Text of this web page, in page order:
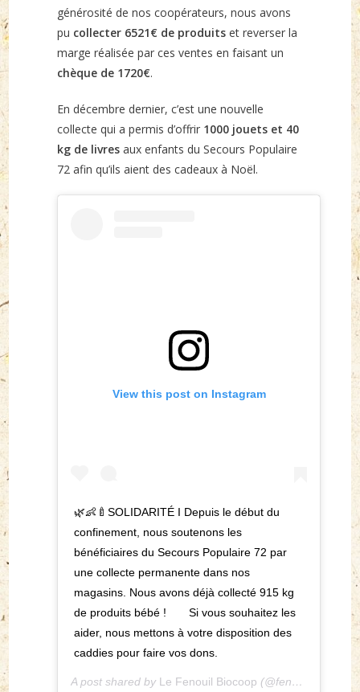
générosité de nos coopérateurs, nous avons
pu collecter 6521€ de produits et reverser la
marge réalisée par ces ventes en faisant un
chèque de 1720€.
En décembre dernier, c’est une nouvelle
collecte qui a permis d’offrir 1000 jouets et 40
kg de livres aux enfants du Secours Populaire
72 afin qu’ils aient des cadeaux à Noël.
View this post on Instagram
🌿👶🍼SOLIDARITÉ I Depuis le début du
confinement, nous soutenons les
bénéficiaires du Secours Populaire 72 par
une collecte permanente dans nos
magasins. Nous avons déjà collecté 915 kg
de produits bébé !⠀ ⠀ Si vous souhaitez les
aider, nous mettons à votre disposition des
caddies pour faire vos dons.
A post shared by Le Fenouil Biocoop (@fenouilbiocoop) on